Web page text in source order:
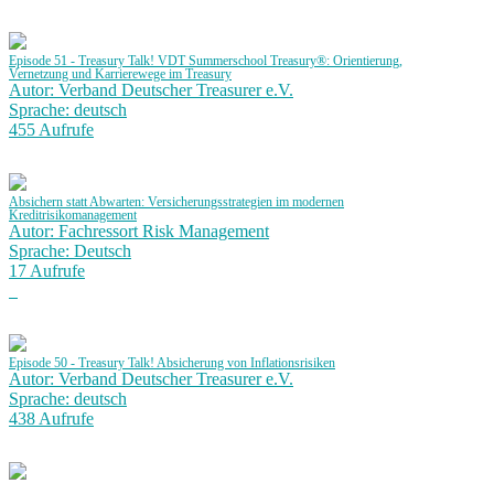
Episode 51 - Treasury Talk! VDT Summerschool Treasury®: Orientierung,
Vernetzung und Karrierewege im Treasury
Autor: Verband Deutscher Treasurer e.V.
Sprache: deutsch
455 Aufrufe
Absichern statt Abwarten: Versicherungsstrategien im modernen
Kreditrisikomanagement
Autor: Fachressort Risk Management
Sprache: Deutsch
17 Aufrufe
Episode 50 - Treasury Talk! Absicherung von Inflationsrisiken
Autor: Verband Deutscher Treasurer e.V.
Sprache: deutsch
438 Aufrufe